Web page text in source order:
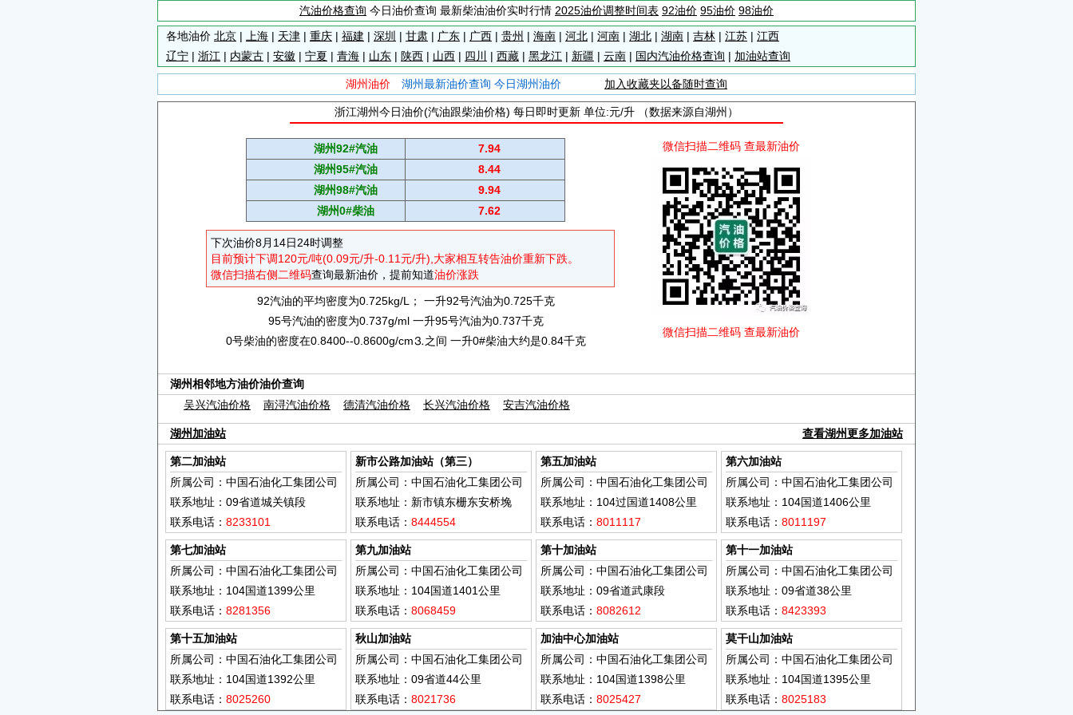
汽油价格查询 今日油价查询 最新柴油油价实时行情 2025油价调整时间表 92油价 95油价 98油价
各地油价 北京 | 上海 | 天津 | 重庆 | 福建 | 深圳 | 甘肃 | 广东 | 广西 | 贵州 | 海南 | 河北 | 河南 | 湖北 | 湖南 | 吉林 | 江苏 | 江西
辽宁 | 浙江 | 内蒙古 | 安徽 | 宁夏 | 青海 | 山东 | 陕西 | 山西 | 四川 | 西藏 | 黑龙江 | 新疆 | 云南 | 国内汽油价格查询 | 加油站查询
湖州油价 湖州最新油价查询 今日湖州油价 加入收藏夹以备随时查询
浙江湖州今日油价(汽油跟柴油价格) 每日即时更新 单位:元/升 （数据来源自湖州）
湖州92#汽油
7.94
湖州95#汽油
8.44
湖州98#汽油
9.94
湖州0#柴油
7.62
下次油价8月14日24时调整
目前预计下调120元/吨(0.09元/升-0.11元/升),大家相互转告油价重新下跌。
微信扫描右侧二维码查询最新油价，提前知道油价涨跌
92汽油的平均密度为0.725kg/L； 一升92号汽油为0.725千克
95号汽油的密度为0.737g/ml 一升95号汽油为0.737千克
0号柴油的密度在0.8400--0.8600g/cm⒊之间 一升0#柴油大约是0.84千克
微信扫描二维码 查最新油价
微信扫描二维码 查最新油价
湖州相邻地方油价油价查询
吴兴汽油价格
南浔汽油价格 德清汽油价格 长兴汽油价格 安吉汽油价格
查看湖州更多加油站
湖州加油站
第二加油站
所属公司：中国石油化工集团公司
联系地址：09省道城关镇段
联系电话： 8233101
新市公路加油站（第三）
所属公司：中国石油化工集团公司
联系地址：新市镇东栅东安桥堍
联系电话： 8444554
第五加油站
所属公司：中国石油化工集团公司
联系地址：104过国道1408公里
联系电话： 8011117
第六加油站
所属公司：中国石油化工集团公司
联系地址：104国道1406公里
联系电话： 8011197
第七加油站
所属公司：中国石油化工集团公司
联系地址：104国道1399公里
联系电话： 8281356
第九加油站
所属公司：中国石油化工集团公司
联系地址：104国道1401公里
联系电话： 8068459
第十加油站
所属公司：中国石油化工集团公司
联系地址：09省道武康段
联系电话： 8082612
第十一加油站
所属公司：中国石油化工集团公司
联系地址：09省道38公里
联系电话： 8423393
第十五加油站
所属公司：中国石油化工集团公司
联系地址：104国道1392公里
联系电话： 8025260
秋山加油站
所属公司：中国石油化工集团公司
联系地址：09省道44公里
联系电话： 8021736
加油中心加油站
所属公司：中国石油化工集团公司
联系地址：104国道1398公里
联系电话： 8025427
莫干山加油站
所属公司：中国石油化工集团公司
联系地址：104国道1395公里
联系电话： 8025183